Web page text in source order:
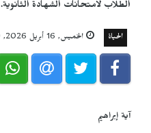
الطلاب لامتحانات الشهادة الثانوية.
الحياة الخميس, 16 أبريل 2026, 07:00
آية إبراهيم